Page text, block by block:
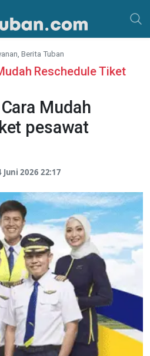
Berita Tuban
Reschedule Tiket
Mudah
pesawat
Juni 2026 22:17